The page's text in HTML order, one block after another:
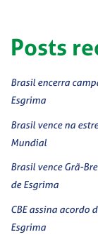
Posts
Brasil encerra
Esgrima
Brasil vence na
Mundial
Brasil vence Grã-
de Esgrima
CBE assina acordo
Esgrima